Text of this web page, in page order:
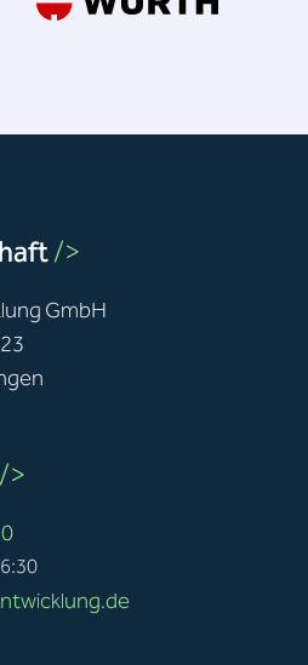
/>
GmbH
/>